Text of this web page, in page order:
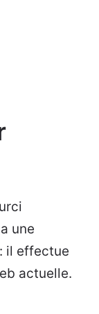
une
il effectue
actuelle.